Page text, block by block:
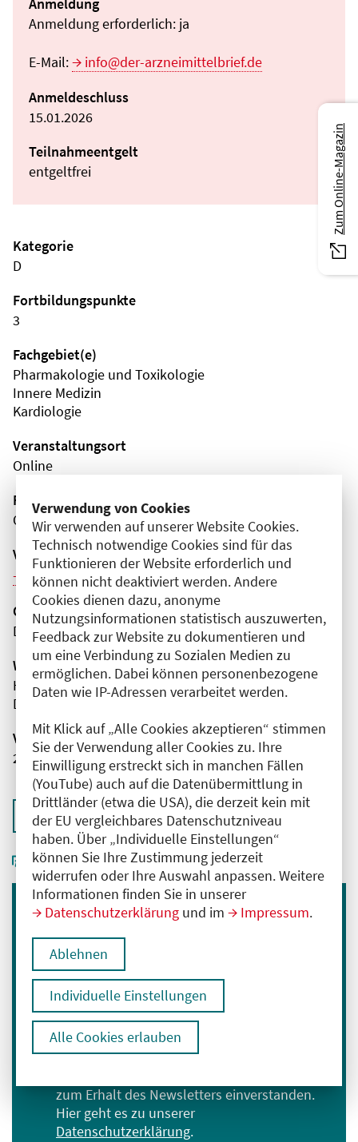
Verwendung von Cookies
Wir verwenden auf unserer Website Cookies.
Technisch notwendige Cookies sind für das
Funktionieren der Website erforderlich und
können nicht deaktiviert werden. Andere
Cookies dienen dazu, anonyme
Nutzungsinformationen statistisch auszuwerten,
Feedback zur Website zu dokumentieren und
um eine Verbindung zu Sozialen Medien zu
ermöglichen. Dabei können personenbezogene
Daten wie IP-Adressen verarbeitet werden.
Mit Klick auf „Alle Cookies akzeptieren“ stimmen
Sie der Verwendung aller Cookies zu. Ihre
Einwilligung erstreckt sich in manchen Fällen
(YouTube) auch auf die Datenübermittlung in
Drittländer (etwa die USA), die derzeit kein mit
der EU vergleichbares Datenschutzniveau
haben. Über „Individuelle Einstellungen“
können Sie Ihre Zustimmung jederzeit
widerrufen oder Ihre Auswahl anpassen. Weitere
Informationen finden Sie in unserer
Datenschutzerklärung und im Impressum.
Ablehnen
Individuelle Einstellungen
Alle Cookies erlauben
Anmeldung
Anmeldung erforderlich: ja
E-Mail:
info@der-arzneimittelbrief.de
Anmeldeschluss
15.01.2026
Teilnahmeentgelt
entgeltfrei
Kategorie
D
Fortbildungspunkte
3
Fachgebiet(e)
Pharmakologie und Toxikologie
Innere Medizin
Kardiologie
Veranstaltungsort
Online
Fortbildungsformat
Online
Veranstaltungsreihe
Weitere Veranstaltungen dieser Reihe (12)
Organisator(en)
DER ARZNEIMITTELBRIEF
Wissenschaftliche Leitung
Herr Prof. Dr. med. Wolf-Dieter Ludwig
DER ARZNEIMITTELBRIEF
Veranstaltungsnummer
2761102025066970020
Zurück zur Übersicht
Immer informiert bleiben
Melden Sie sich für unseren Newsletter an:
E-Mail-Adresse eingeben
zum Erhalt des Newsletters einverstanden.
Hier geht es zu unserer
Datenschutzerklärung.
Anmelden
Zum Online-Magazin